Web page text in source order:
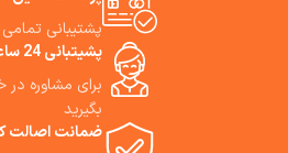
پد
از
پشتیبانی
پشیتبانی 24 ساعته
برای مشاوره
بگیرید
ضمانت اصالت